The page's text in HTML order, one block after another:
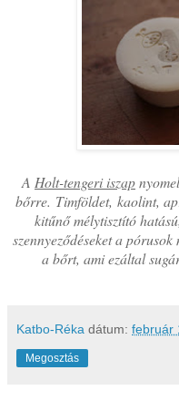
A Holt-tengeri iszap
bőrre. Timföldet, kaolint,
kitűnő mélytisztító
szennyeződéseket a
a bőrt, ami ezáltal
Katbo-Réka dátum: február
Megosztás